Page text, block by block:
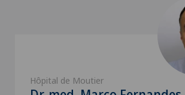
Hôpital de Moutier